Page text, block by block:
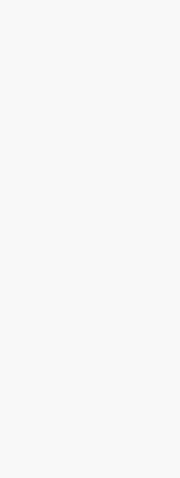
zde mužská síla s
i…